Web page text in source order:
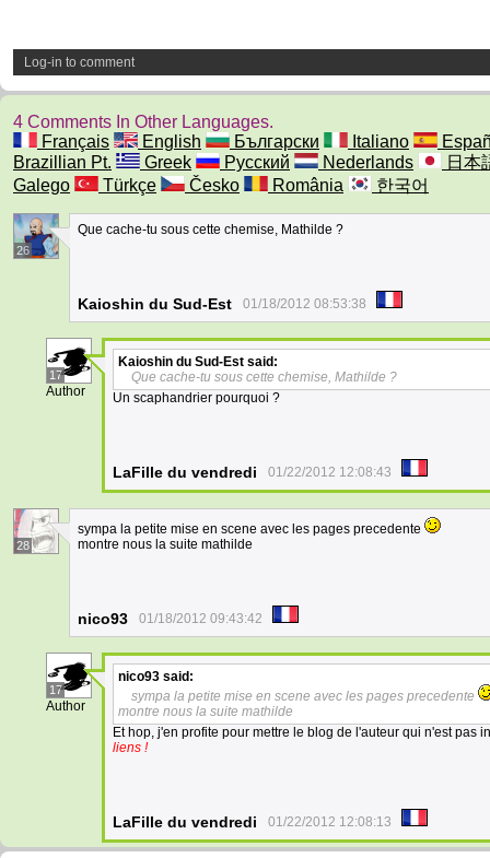
Log-in to comment
4 Comments In Other Languages.
Français
English Български Italiano
Brazillian Pt.
Greek Русский Nederlands
日本
Galego
Türkçe Česko România 한국어
26
Que cache-tu sous cette chemise, Mathilde ?
Kaioshin du Sud-Est 01/18/2012 08:53:38
17
Author
Kaioshin du Sud-Est said:
Que cache-tu sous cette chemise, Mathilde ?
Un scaphandrier pourquoi ?
LaFille du vendredi 01/22/2012 12:08:43
28
sympa la petite mise en scene avec les pages precedente
montre nous la suite mathilde
nico93 01/18/2012 09:43:42
17
Author
nico93 said:
sympa la petite mise en scene avec les pages precedente
montre nous la suite mathilde
Et hop, j'en profite pour mettre le blog de l'auteur qui n'est pas
liens !
LaFille du vendredi 01/22/2012 12:08:13